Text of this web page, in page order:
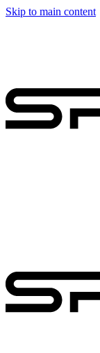
Skip to main content